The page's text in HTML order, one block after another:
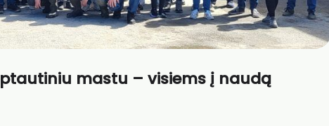
mastu – visiems į naudą